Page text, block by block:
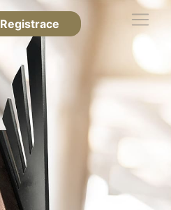
Registrace